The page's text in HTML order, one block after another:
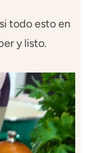
todo esto en
y listo.